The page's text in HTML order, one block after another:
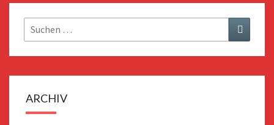
Suchen
nach:
Suchen
ARCHIV